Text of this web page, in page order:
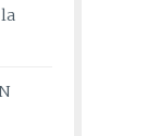
la